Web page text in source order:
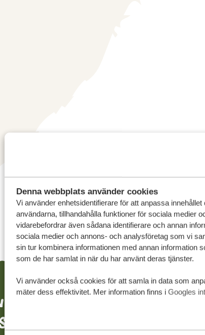
Denna webbplats använder cookies
Vi använder enhetsidentifierare för att anpassa innehållet
användarna, tillhandahålla funktioner för sociala medier
vidarebefordrar även sådana identifierare och annan
sociala medier och annons- och analysföretag som vi
sin tur kombinera informationen med annan information
som de har samlat in när du har använt deras tjänster.
Vi använder också cookies för att samla in data som
mäter dess effektivitet. Mer information finns i Googles